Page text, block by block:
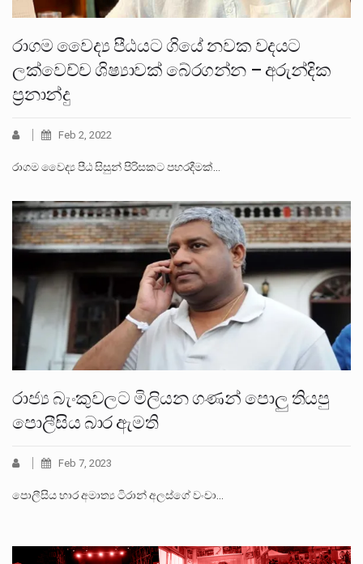
රාගම වෛද්‍ය පීඨයට ගියේ නවක වදයට
ලක්වෙච්ච ශිෂ්‍යාවක් බේරගන්න – අරුන්දික
ප්‍රනාන්දු
Feb 2, 2022
රාගම වෛද්‍ය පීඨ සිසුන් පිරිසකට පහරදීමක්…
රාජ්‍ය බැංකුවලට මිලියන ගණන් පොලු තියපු
පොලීසිය බාර ඇමති
Feb 7, 2023
පොලීසිය භාර අමාත්‍ය ටිරාන් අලස්ගේ වංචා…